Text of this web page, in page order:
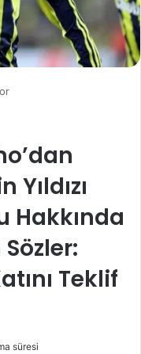
Hakkında
Teklif
süresi